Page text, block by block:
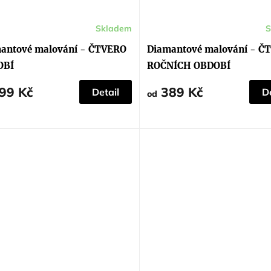
malování - ČTVERO
Skladem
Kč Detail
Diamantové malování -
ROČNÍCH OBDOBÍ
produktu
je
5,0
z
hvězdiček.
od 389 Kč